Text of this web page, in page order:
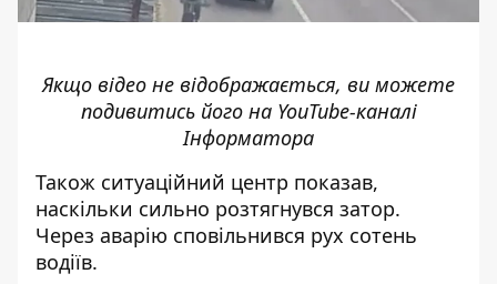
Якщо відео не відображається, ви можете
подивитись його на YouTube-каналі
Інформатора
Також ситуаційний центр показав,
наскільки сильно розтягнувся затор.
Через аварію сповільнився рух сотень
водіїв.